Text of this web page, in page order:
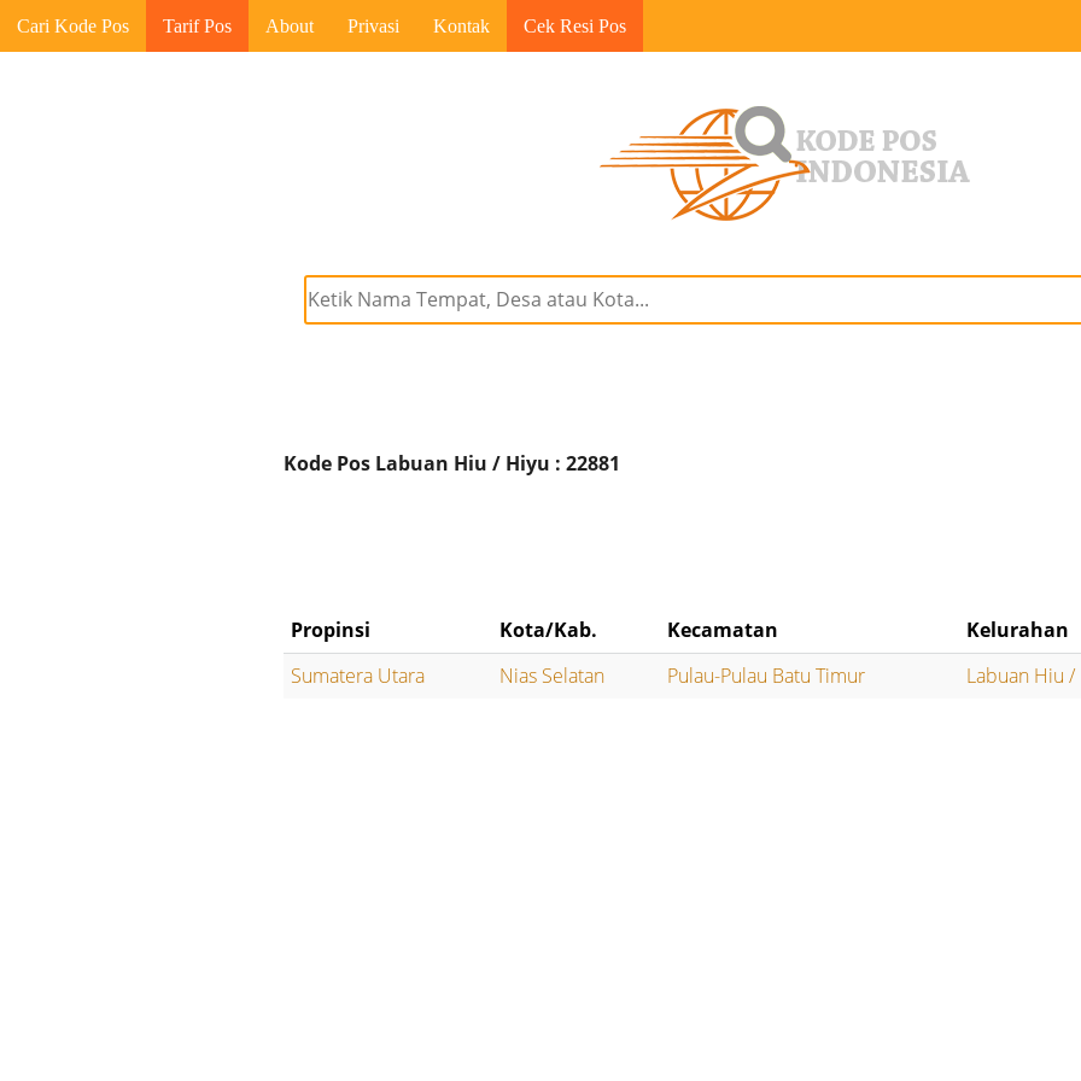
Cari Kode Pos Tarif Pos About Privasi Kontak Cek Resi Pos
Kode Pos Labuan Hiu / Hiyu : 22881
Propinsi Kota/Kab. Kecamatan
Kelurahan
Sumatera Utara
Nias Selatan Pulau-Pulau Batu Timur Labuan Hiu /